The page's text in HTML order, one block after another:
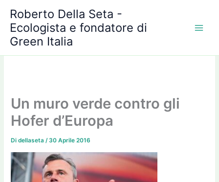
contenuto
Roberto Della Seta -
Ecologista e fondatore di
Green Italia
Un muro verde contro gli
Hofer d’Europa
Didellaseta/ 30 Aprile 2016
r
c
h
i